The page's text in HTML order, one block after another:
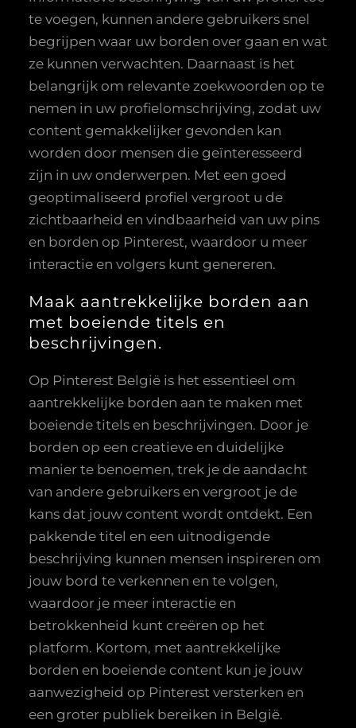
te voegen, kunnen andere gebruikers snel
begrijpen waar uw borden over gaan en wat
ze kunnen verwachten. Daarnaast is het
belangrijk om relevante zoekwoorden op te
nemen in uw profielomschrijving, zodat uw
content gemakkelijker gevonden kan
worden door mensen die geïnteresseerd
zijn in uw onderwerpen. Met een goed
geoptimaliseerd profiel vergroot u de
zichtbaarheid en vindbaarheid van uw pins
en borden op Pinterest, waardoor u meer
interactie en volgers kunt genereren.
Maak aantrekkelijke borden aan
met boeiende titels en
beschrijvingen.
Op Pinterest België is het essentieel om
aantrekkelijke borden aan te maken met
boeiende titels en beschrijvingen. Door je
borden op een creatieve en duidelijke
manier te benoemen, trek je de aandacht
van andere gebruikers en vergroot je de
kans dat jouw content wordt ontdekt. Een
pakkende titel en een uitnodigende
beschrijving kunnen mensen inspireren om
jouw bord te verkennen en te volgen,
waardoor je meer interactie en
betrokkenheid kunt creëren op het
platform. Kortom, met aantrekkelijke
borden en boeiende content kun je jouw
aanwezigheid op Pinterest versterken en
een groter publiek bereiken in België.